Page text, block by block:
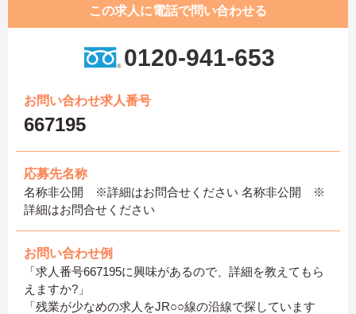
この求人に電話で問い合わせる
0120-941-653
お問い合わせ求人番号
667195
応募先名称
名称非公開 ※詳細はお問合せください 名称非公開 ※
詳細はお問合せください
お問い合わせ例
「求人番号667195に興味があるので、詳細を教えてもら
えますか?」
「残業が少なめの求人をJR○○線の沿線で探しています